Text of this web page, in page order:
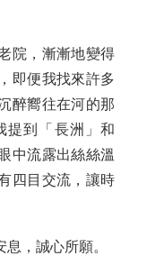
院，漸漸地變得
即便我找來許多
醉嚮往在河的那
提到「長洲」和
中流露出絲絲溫
四目交流，讓時
，誠心所願。